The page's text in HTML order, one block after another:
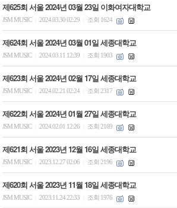
제625회 서울 2024년 03월 23일 이화여자대학교
JSM MUSIC 2024.03.30 02:29 조회 1624
제624회 서울 2024년 03월 01일 세종대학교
JSM MUSIC 2024.03.11 12:39 조회 1903
제623회 서울 2024년 02월 17일 세종대학교
JSM MUSIC 2024.02.21 02:24 조회 2317
제622회 서울 2024년 01월 27일 세종대학교
JSM MUSIC 2024.02.01 12:26 조회 2169
제621회 서울 2023년 12월 16일 세종대학교
JSM MUSIC 2023.12.27 02:06 조회 2196
제620회 서울 2023년 11월 18일 세종대학교
JSM MUSIC 2023.11.24 22:33 조회 1976